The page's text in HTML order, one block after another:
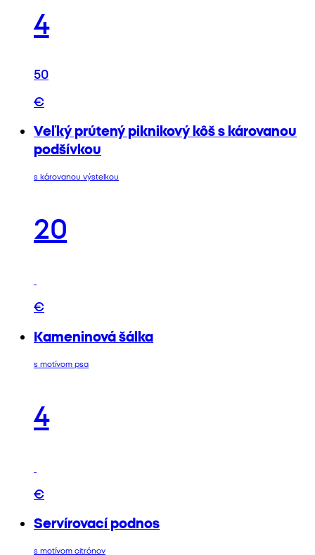
4
50
€
Veľký prútený piknikový kôš s károvanou
podšívkou
s károvanou výstelkou
20
€
Kameninová šálka
s motívom psa
4
€
Servírovací podnos
s motívom citrónov